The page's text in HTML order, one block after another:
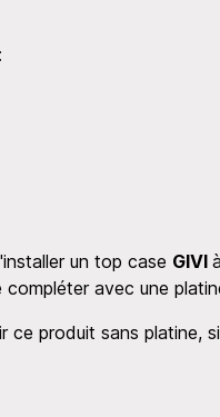
un top case GIVI
compléter avec une
ce produit sans platine,